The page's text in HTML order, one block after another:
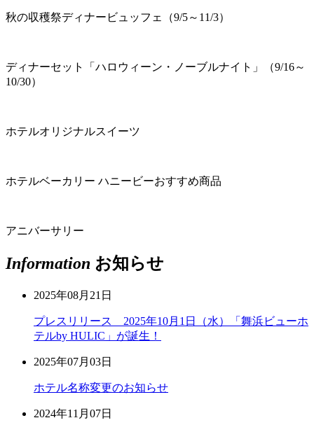
秋の収穫祭ディナービュッフェ（9/5～11/3）
ディナーセット「ハロウィーン・ノーブルナイト」（9/16～
10/30）
ホテルオリジナルスイーツ
ホテルベーカリー ハニービーおすすめ商品
アニバーサリー
Information お知らせ
2025年08月21日
プレスリリース 2025年10月1日（水）「舞浜ビューホ
テルby HULIC」が誕生！
2025年07月03日
ホテル名称変更のお知らせ
2024年11月07日